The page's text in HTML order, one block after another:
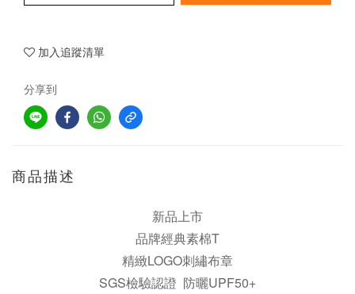
加入追蹤清單
分享到
商品描述
新品上市
品牌經典素棉T
精緻LOGO刺繡布章
SGS檢驗認證 防曬UPF50+